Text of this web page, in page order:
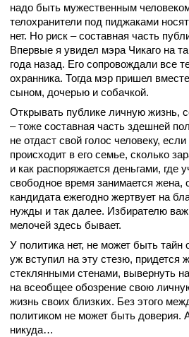
надо быть мужественным
телохранители под пиджаками
нет. Но риск – составная часть
Впервые я увидел мэра Чикаго на
года назад. Его сопровождали все
охранника. Тогда мэр пришел
сыном, дочерью и собачкой.
Открывать публике личную жизнь,
– тоже составная часть здешней
не отдаст свой голос человеку, если
происходит в его семье, сколько
и как распоряжается деньгами, где
свободное время занимается жена,
кандидата ежегодно жертвует на
нужды и так далее. Избирателю
мелочей здесь бывает.
У политика нет, не может быть тайн
уж вступил на эту стезю, придется
стеклянными стенами, вывернуть
на всеобщее обозрение свою
жизнь своих близких. Без этого
политиком не может быть доверия.
никуда…